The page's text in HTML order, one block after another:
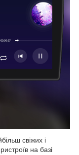
свіжих і
на базі